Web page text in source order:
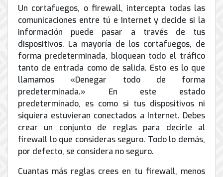
Un cortafuegos, o firewall, intercepta todas las
comunicaciones entre tú e Internet y decide si la
información puede pasar a través de tus
dispositivos. La mayoría de los cortafuegos, de
forma predeterminada, bloquean todo el tráfico
tanto de entrada como de salida. Esto es lo que
llamamos «Denegar todo de forma
predeterminada.» En este estado
predeterminado, es como si tus dispositivos ni
siquiera estuvieran conectados a Internet. Debes
crear un conjunto de reglas para decirle al
firewall lo que consideras seguro. Todo lo demás,
por defecto, se considera no seguro.
Cuantas más reglas crees en tu firewall, menos